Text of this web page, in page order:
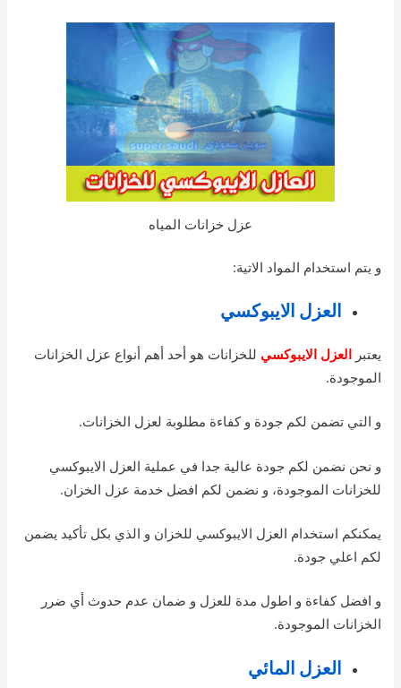
عزل خزانات المياه
و يتم استخدام المواد الاتية:
العزل الايبوكسي
يعتبرالعزل الايبوكسي للخزانات هو أحد أهم أنواع عزل الخزانات
الموجودة.
و التي تضمن لكم جودة و كفاءة مطلوبة لعزل الخزانات.
و نحن نضمن لكم جودة عالية جدا في عملية العزل الايبوكسي
للخزانات الموجودة، و نضمن لكم افضل خدمة عزل الخزان.
يمكنكم استخدام العزل الايبوكسي للخزان و الذي بكل تأكيد يضمن
لكم اعلي جودة.
و افضل كفاءة و اطول مدة للعزل و ضمان عدم حدوث أي ضرر
الخزانات الموجودة.
العزل المائي